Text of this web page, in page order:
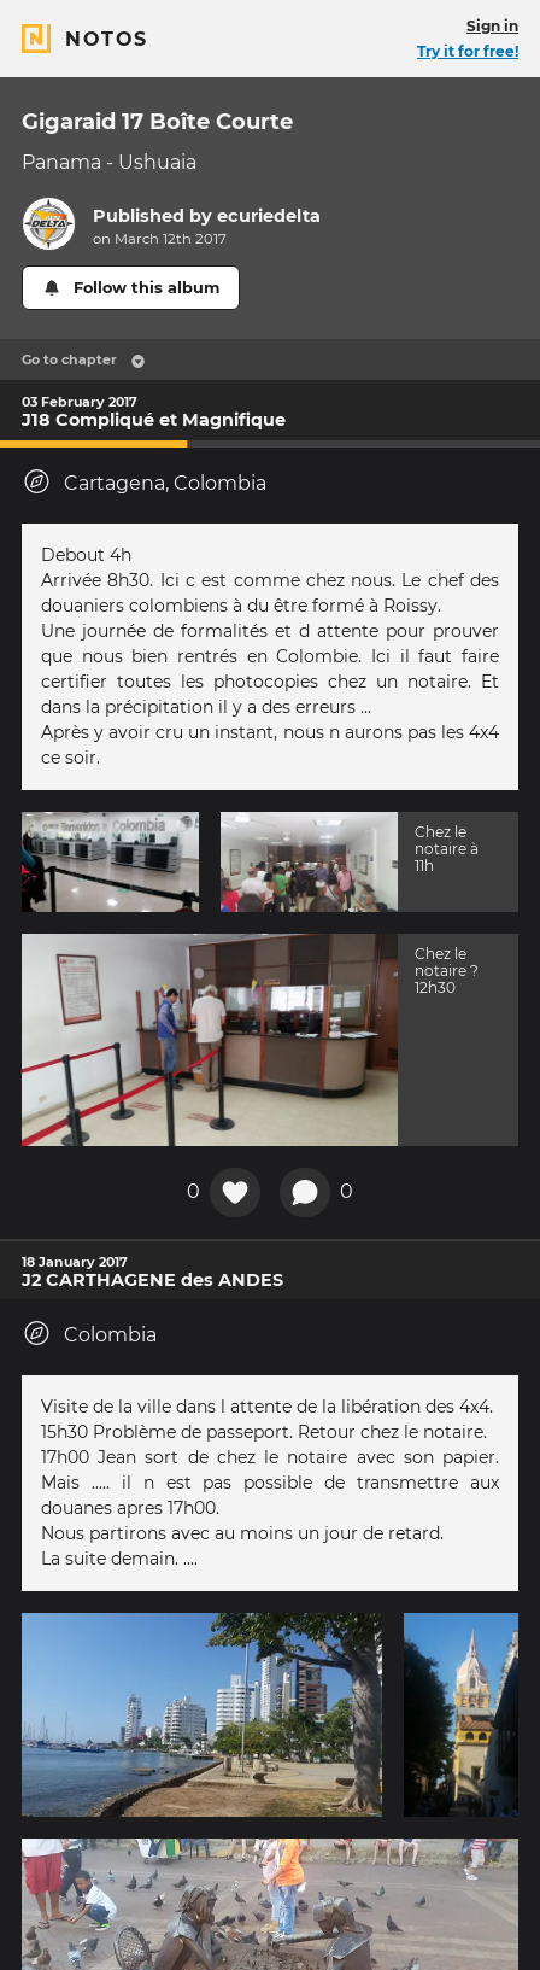
NOTOS
Sign in
Try it for free!
Gigaraid 17 Boîte Courte
Panama - Ushuaia
Published byecuriedelta
on March 12th 2017
Follow this album
Go to chapter
03 February 2017
J18 Compliqué et Magnifique
Cartagena, Colombia
Debout 4h
Arrivée 8h30. Ici c est comme chez nous. Le chef des
douaniers colombiens à du être formé à Roissy.
Une journée de formalités et d attente pour prouver
que nous bien rentrés en Colombie. Ici il faut faire
certifier toutes les photocopies chez un notaire. Et
dans la précipitation il y a des erreurs ...
Après y avoir cru un instant, nous n aurons pas les 4x4
ce soir.
Chez le
notaire à
11h
Chez le
notaire ?
12h30
0 0
18 January 2017
J2 CARTHAGENE des ANDES
Colombia
Visite de la ville dans l attente de la libération des 4x4.
15h30 Problème de passeport. Retour chez le notaire.
17h00 Jean sort de chez le notaire avec son papier.
Mais ..... il n est pas possible de transmettre aux
douanes apres 17h00.
Nous partirons avec au moins un jour de retard.
La suite demain. ....